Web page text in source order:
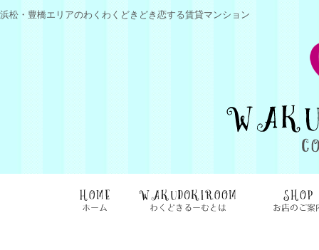
浜松・豊橋エリアのわくわくどきどき恋する賃貸マンション